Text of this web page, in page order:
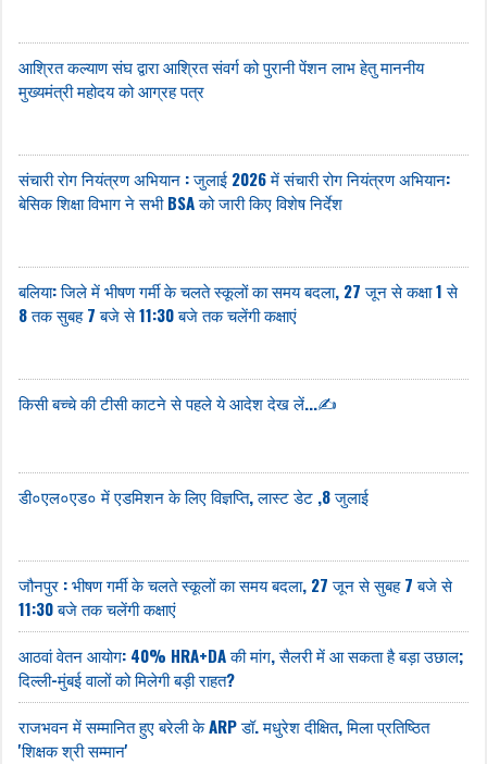
आश्रित कल्याण संघ द्वारा आश्रित संवर्ग को पुरानी पेंशन लाभ हेतु माननीय
मुख्यमंत्री महोदय को आग्रह पत्र
संचारी रोग नियंत्रण अभियान : जुलाई 2026 में संचारी रोग नियंत्रण अभियान:
बेसिक शिक्षा विभाग ने सभी BSA को जारी किए विशेष निर्देश
बलिया: जिले में भीषण गर्मी के चलते स्कूलों का समय बदला, 27 जून से कक्षा 1 से
8 तक सुबह 7 बजे से 11:30 बजे तक चलेंगी कक्षाएं
किसी बच्चे की टीसी काटने से पहले ये आदेश देख लें...✍️
डी०एल०एड० में एडमिशन के लिए विज्ञप्ति, लास्ट डेट ,8 जुलाई
जौनपुर : भीषण गर्मी के चलते स्कूलों का समय बदला, 27 जून से सुबह 7 बजे से
11:30 बजे तक चलेंगी कक्षाएं
आठवां वेतन आयोग: 40% HRA+DA की मांग, सैलरी में आ सकता है बड़ा उछाल;
दिल्ली-मुंबई वालों को मिलेगी बड़ी राहत?
राजभवन में सम्मानित हुए बरेली के ARP डॉ. मधुरेश दीक्षित, मिला प्रतिष्ठित
'शिक्षक श्री सम्मान'